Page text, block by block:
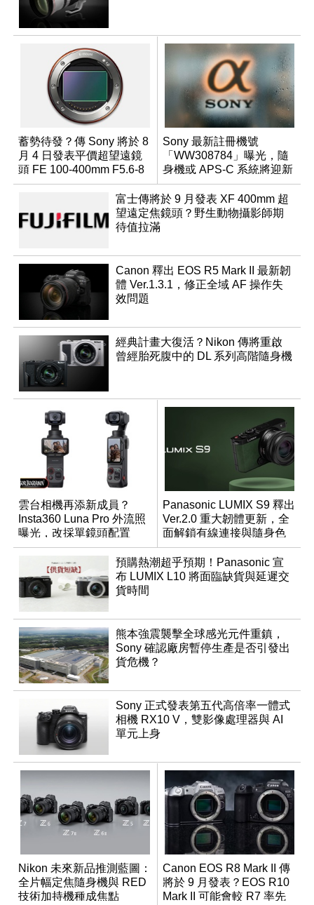
蓄勢待發？傳 Sony 將於 8
月 4 日發表平價超望遠鏡
頭 FE 100-400mm F5.6-8
Sony 最新註冊機號
「WW308784」曝光，隨
身機或 APS-C 系統將迎新
成員？
富士傳將於 9 月發表 XF 400mm 超
望遠定焦鏡頭？野生動物攝影師期
待值拉滿
Canon 釋出 EOS R5 Mark II 最新韌
體 Ver.1.3.1，修正全域 AF 操作失
效問題
經典計畫大復活？Nikon 傳將重啟
曾經胎死腹中的 DL 系列高階隨身機
雲台相機再添新成員？
Insta360 Luna Pro 外流照
曝光，改採單鏡頭配置
Panasonic LUMIX S9 釋出
Ver.2.0 重大韌體更新，全
面解鎖有線連接與隨身色
調編輯
預購熱潮超乎預期！Panasonic 宣
布 LUMIX L10 將面臨缺貨與延遲交
貨時間
熊本強震襲擊全球感光元件重鎮，
Sony 確認廠房暫停生產是否引發出
貨危機？
Sony 正式發表第五代高倍率一體式
相機 RX10 V，雙影像處理器與 AI
單元上身
Nikon 未來新品推測藍圖：
全片幅定焦隨身機與 RED
技術加持機種成焦點
Canon EOS R8 Mark II 傳
將於 9 月發表？EOS R10
Mark II 可能會較 R7 率先